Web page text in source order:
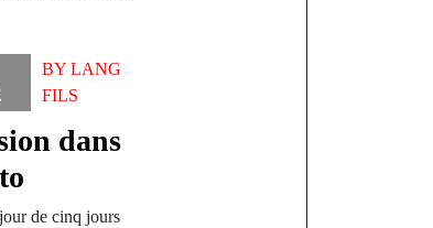
BYLANG
FILS
dans
de cinq jours